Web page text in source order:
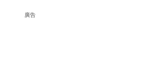
廣告